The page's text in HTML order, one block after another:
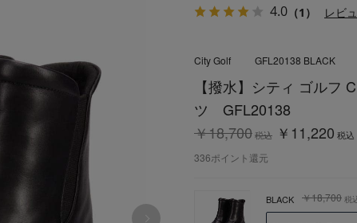
4.0 （1） レビ
【撥水】シティ ゴルフ
ツ GFL20138
￥11,220 税込
￥18,700税込
BLACK ￥18,700 税
City Golf GFL20138 BLACK
336ポイント還元